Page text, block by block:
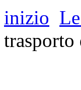
inizio